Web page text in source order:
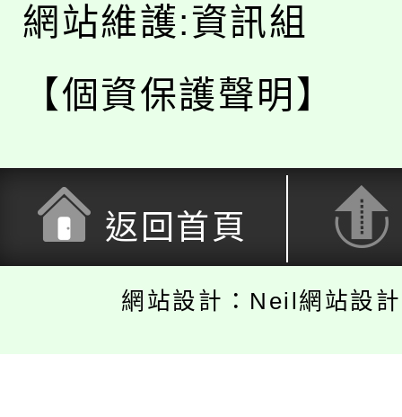
網站維護:資訊組
【個資保護聲明】
返回首頁
網站設計：Neil網站設